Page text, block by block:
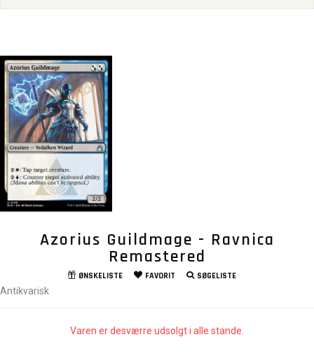
Azorius Guildmage - Ravnica
Remastered
ØNSKELISTE FAVORIT SØGELISTE
Antikvarisk
Varen er desværre udsolgt i alle stande.